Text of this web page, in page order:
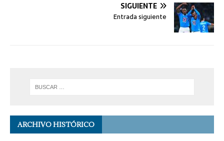
SIGUIENTE
Entrada siguiente
ARCHIVO HISTÓRICO